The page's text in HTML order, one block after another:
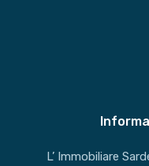
L’ Immobiliare